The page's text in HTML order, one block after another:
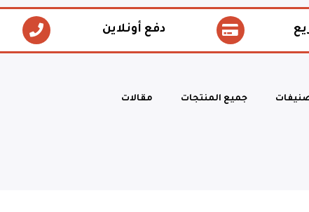
دفع أونلاين
جميع المنتجات مقالات